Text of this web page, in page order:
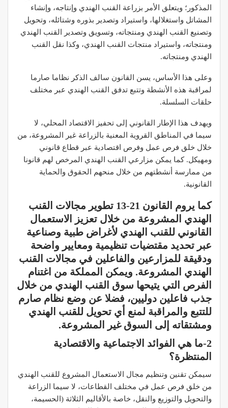
المذكور؛ ويتعلق الأمر بزراعة القنب الهندي وإنتاجه، وإنشاء
المشاتل واستغلالها، واستيراد وتصدير بذوره وشتائله، وتحويل
وتصنيع القنب الهندي ومنتجاته، وتسويق وتصدير القنب الهندي
ومنتجاته، واستيراد منتجات القنب الهندي، وكذا نقل القنب
الهندي ومنتجاته.
وعلى هذا الأساس، يسن القانون سالف الذكر نظاما صارما
لمراقبة هذه الأنشطة وتتبع تدفق القنب الهندي عبر مختلف
حلقات السلسلة.
ويهدف هذا الإطار القانوني إلى تحفيز الاقتصاد المحلي، لا
سيما في المناطق القروية المعنية بالزراعة غير المشروعة، من
خلال خلق فرص عمل وفرص اقتصادية عبر قطاع قانوني
ومهيكل. كما يمكن مزارعي القنب الهندي المرخص لهم قانونا
من ممارسة أنشطتهم من خلال منحهم الحقوق والحماية
القانونية.
كما يروم القانون 21-13 تطوير مجالات القنب
الهندي المشروعة من خلال تعزيز الاستعمال
القانوني للقنب الهندي لأغراض طبية وصناعية
عبر تحديد مقتضيات تنظيمية ومعايير واضحة
ودقيقة للمزارعين والفاعلين في مجالات القنب
الهندي المشروعة. ويمكن المملكة من اغتنام
الفرص التي يتيحها سوق القنب الهندي من خلال
جذب فاعلين دوليين، فضلا عن وضع نظام صارم
للتتبع والمراقبة لمنع أي تحويل للقنب الهندي
ومشتقاته إلى السوق غير المشروعة.
2-ما هي الفوائد الاجتماعية والاقتصادية
المنتظرة؟
سيمكن تقنين وتنظيم مجال الاستعمال المشروع للقنب الهندي
من خلق فرص عمل في مختلف القطاعات، لا سيما الزراعة
والتحويل والتوزيع والنقل، خاصة بالأقاليم الثلاثة (الحسيمة،